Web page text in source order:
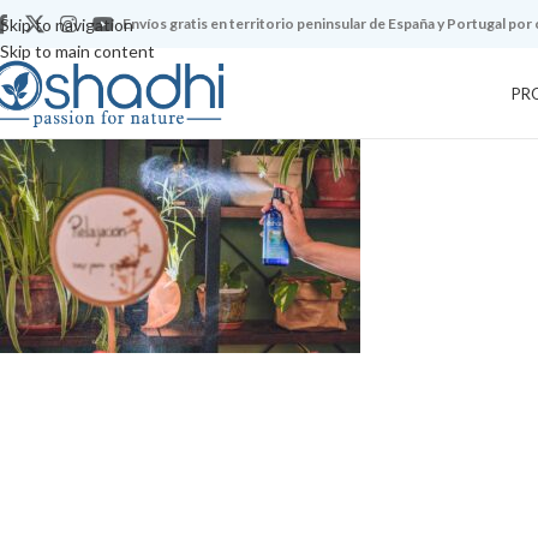
Skip to navigation
Skip to main content
Envíos gratis en territorio peninsular de España y Portugal por